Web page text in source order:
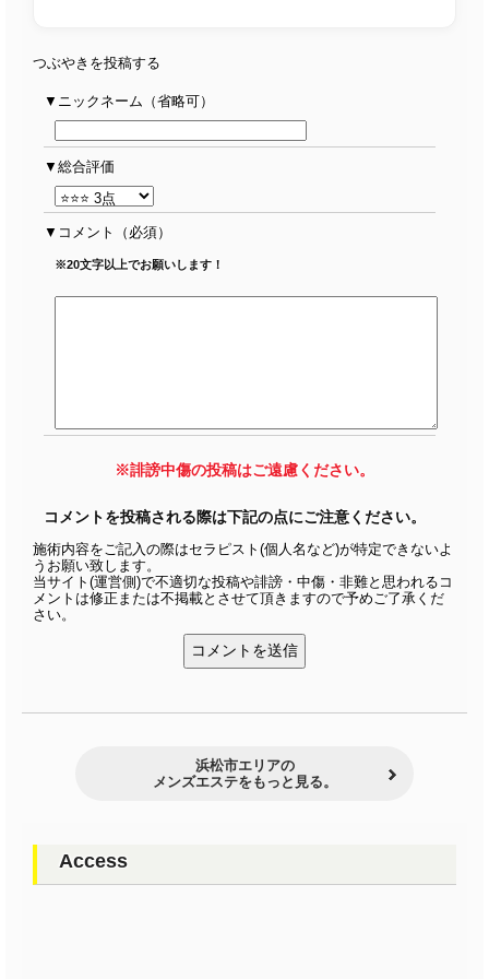
つぶやきを投稿する
ニックネーム（省略可）
総合評価
コメント （必須）
※20文字以上でお願いします！
※誹謗中傷の投稿はご遠慮ください。
コメントを投稿される際は下記の点にご注意ください。
施術内容をご記入の際はセラピスト(個人名など)が特定できないよ
うお願い致します。
当サイト(運営側)で不適切な投稿や誹謗・中傷・非難と思われるコ
メントは修正または不掲載とさせて頂きますので予めご了承くだ
さい。
浜松市エリアの
メンズエステをもっと見る。
Access